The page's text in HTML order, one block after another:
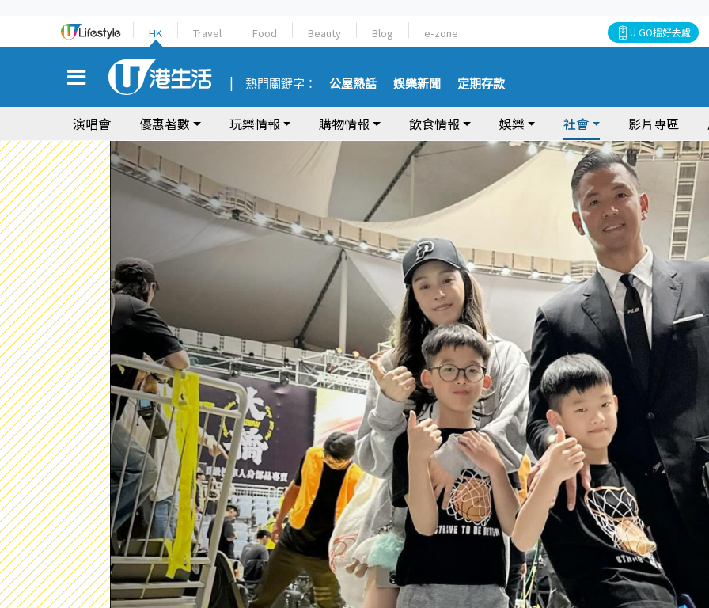
HK Travel Food Beauty Blog e-zone U GO搵好去處
熱門關鍵字： 公屋熱話 娛樂新聞 定期存款
演唱會 優惠著數 玩樂情報 購物情報 飲食情報 娛樂 社會 影片專區